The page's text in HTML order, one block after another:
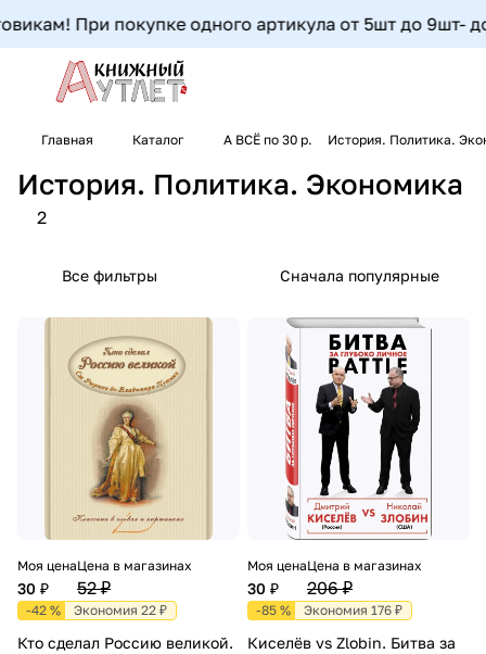
При покупке одного артикула от 5шт до 9шт-
Главная Каталог А ВСЁ по 30 р. История. Политика.
История. Политика. Экономика
2
Все фильтры Сначала популярные
Моя цена
30 ₽
Цена в магазинах
52 ₽
-42 % Экономия 22 ₽
Кто сделал Россию великой.
Моя цена
30 ₽
Цена в магазинах
206 ₽
-85 % Экономия 176 ₽
Киселёв vs Zlobin. Битва за